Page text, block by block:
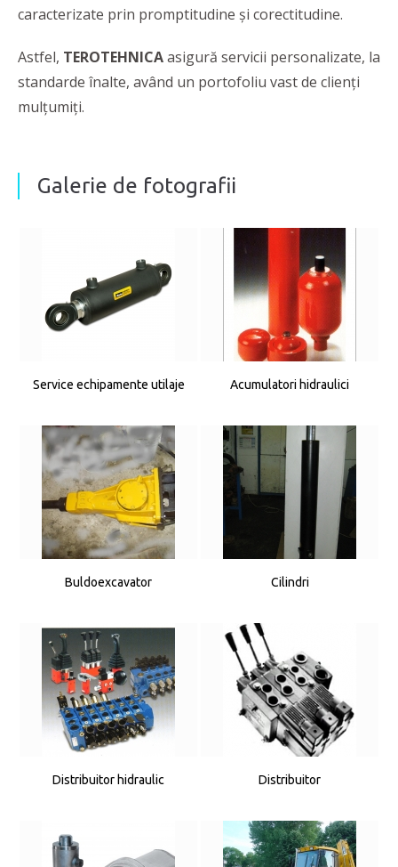
caracterizate prin promptitudine și corectitudine.
Astfel, TEROTEHNICAasigură servicii personalizate, la
standarde înalte, având un portofoliu vast de clienți
mulțumiți.
Galerie de fotografii
Service echipamente utilaje Acumulatori hidraulici
Buldoexcavator Cilindri
Distribuitor hidraulic Distribuitor